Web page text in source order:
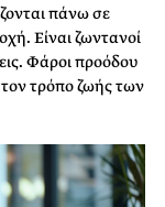
πάνω σε
Είναι ζωντανοί
Φάροι προόδου
τρόπο ζωής των